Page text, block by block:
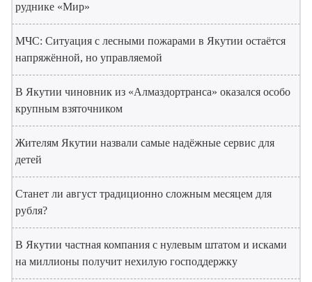
руднике «Мир»
МЧС: Ситуация с лесными пожарами в Якутии остаётся
напряжённой, но управляемой
В Якутии чиновник из «Алмаздортранса» оказался особо
крупным взяточником
Жителям Якутии назвали самые надёжные сервис для
детей
Станет ли август традиционно сложным месяцем для
рубля?
В Якутии частная компания с нулевым штатом и исками
на миллионы получит нехилую господдержку